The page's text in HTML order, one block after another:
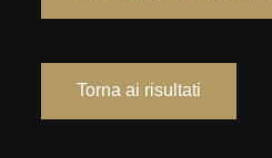
Torna ai risultati